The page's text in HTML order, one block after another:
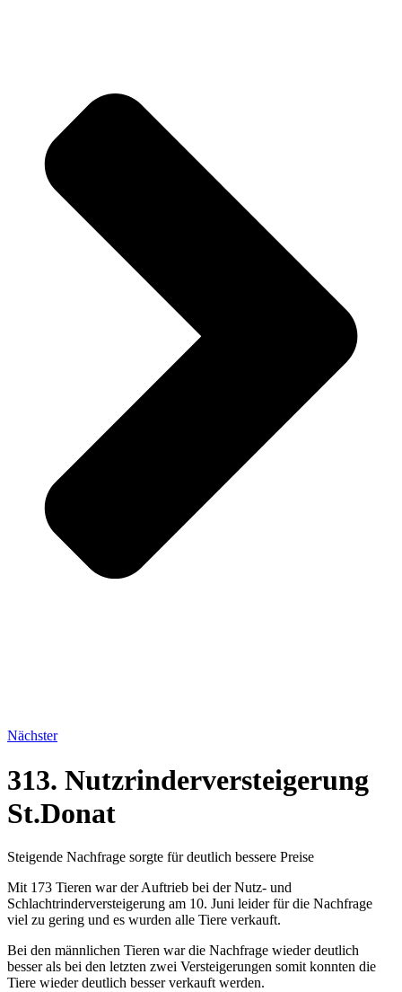
Nächster
313. Nutzrinderversteigerung
St.Donat
Steigende Nachfrage sorgte für deutlich bessere Preise
Mit 173 Tieren war der Auftrieb bei der Nutz- und
Schlachtrinderversteigerung am 10. Juni leider für die Nachfrage
viel zu gering und es wurden alle Tiere verkauft.
Bei den männlichen Tieren war die Nachfrage wieder deutlich
besser als bei den letzten zwei Versteigerungen somit konnten die
Tiere wieder deutlich besser verkauft werden.